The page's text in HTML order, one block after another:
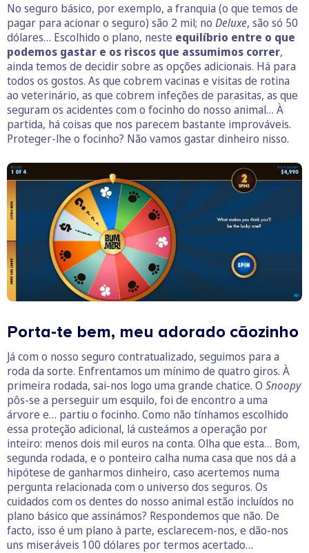
No seguro básico, por exemplo, a franquia (o que temos de
pagar para acionar o seguro) são 2 mil; no Deluxe, são só 50
dólares… Escolhido o plano, neste equilíbrio entre o que
podemos gastar e os riscos que assumimos correr,
ainda temos de decidir sobre as opções adicionais. Há para
todos os gostos. As que cobrem vacinas e visitas de rotina
ao veterinário, as que cobrem infeções de parasitas, as que
seguram os acidentes com o focinho do nosso animal… À
partida, há coisas que nos parecem bastante improváveis.
Proteger-lhe o focinho? Não vamos gastar dinheiro nisso.
Porta-te bem, meu adorado cãozinho
Já com o nosso seguro contratualizado, seguimos para a
roda da sorte. Enfrentamos um mínimo de quatro giros. À
primeira rodada, sai-nos logo uma grande chatice. O Snoopy
pôs-se a perseguir um esquilo, foi de encontro a uma
árvore e… partiu o focinho. Como não tínhamos escolhido
essa proteção adicional, lá custeámos a operação por
inteiro: menos dois mil euros na conta. Olha que esta… Bom,
segunda rodada, e o ponteiro calha numa casa que nos dá a
hipótese de ganharmos dinheiro, caso acertemos numa
pergunta relacionada com o universo dos seguros. Os
cuidados com os dentes do nosso animal estão incluídos no
plano básico que assinámos? Respondemos que não. De
facto, isso é um plano à parte, esclarecem-nos, e dão-nos
uns miseráveis 100 dólares por termos acertado…